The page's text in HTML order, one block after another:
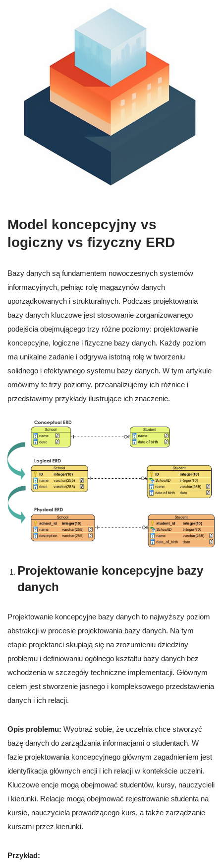
Model koncepcyjny vs
logiczny vs fizyczny ERD
Bazy danych są fundamentem nowoczesnych systemów
informacyjnych, pełniąc rolę magazynów danych
uporządkowanych i strukturalnych. Podczas projektowania
bazy danych kluczowe jest stosowanie zorganizowanego
podejścia obejmującego trzy różne poziomy: projektowanie
koncepcyjne, logiczne i fizyczne bazy danych. Każdy poziom
ma unikalne zadanie i odgrywa istotną rolę w tworzeniu
solidnego i efektywnego systemu bazy danych. W tym artykule
omówimy te trzy poziomy, przeanalizujemy ich różnice i
przedstawimy przykłady ilustrujące ich znaczenie.
Projektowanie koncepcyjne bazy
danych
Projektowanie koncepcyjne bazy danych to najwyższy poziom
abstrakcji w procesie projektowania bazy danych. Na tym
etapie projektanci skupiają się na zrozumieniu dziedziny
problemu i definiowaniu ogólnego kształtu bazy danych bez
wchodzenia w szczegóły techniczne implementacji. Głównym
celem jest stworzenie jasnego i kompleksowego przedstawienia
danych i ich relacji.
Opis problemu: Wyobraź sobie, że uczelnia chce stworzyć
bazę danych do zarządzania informacjami o studentach. W
fazie projektowania koncepcyjnego głównym zagadnieniem jest
identyfikacja głównych encji i ich relacji w kontekście uczelni.
Kluczowe encje mogą obejmować studentów, kursy, nauczycieli
i kierunki. Relacje mogą obejmować rejestrowanie studenta na
kursie, nauczyciela prowadzącego kurs, a także zarządzanie
kursami przez kierunki.
Przykład: